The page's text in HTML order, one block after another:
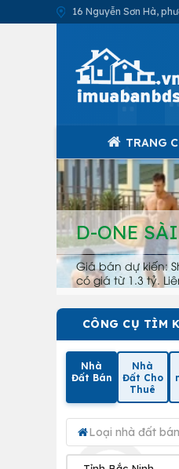
16 Nguyễn Sơn Hà,
TRANG
D-ONE
Giá bán dự kiến:
có giá từ 1.3 tỷ.
CÔNG CỤ TÌM
Nhà
Đất Bán
Nhà
Đất Cho
Thuê
Loại nhà đất bán